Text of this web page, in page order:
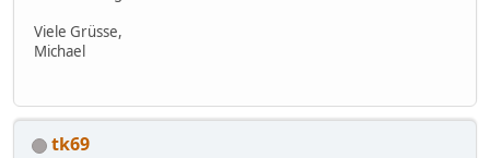
Viele Grüsse,
Michael
tk69